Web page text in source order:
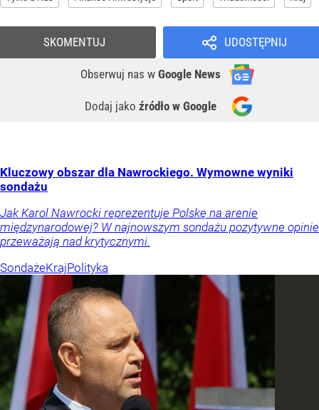
UDOSTĘPNIJ
Obserwuj nas w Google News
Dodaj jako źródło w Google
SKOMENTUJ
Kluczowy obszar dla Nawrockiego. Wymowne wyniki
sondażu
Jak Karol Nawrocki reprezentuje Polskę na arenie
międzynarodowej? W najnowszym sondażu pozytywne opinie
przeważają nad krytycznymi.
SondażeKrajPolityka